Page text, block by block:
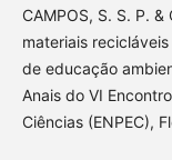
CAMPOS, S. S. P.
materiais
de educação
Anais do VI
Ciências (ENPEC),